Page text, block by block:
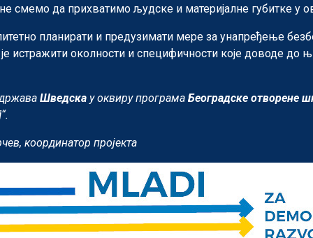
смемо да прихватимо људске и материјалне губитке у
планирати и предузимати мере за унапређење
је истражити околности и специфичности које доводе до
Шведскау оквиру програма Београдске отворене
“.
координатор пројекта